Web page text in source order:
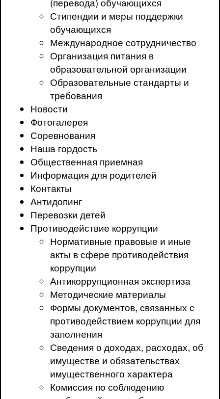
Стипендии и меры поддержки
обучающихся
Международное сотрудничество
Организация питания в
образовательной организации
Образовательные стандарты и
требования
Новости
Фотогалерея
Соревнования
Наша гордость
Общественная приемная
Информация для родителей
Контакты
Антидопинг
Перевозки детей
Противодействие коррупции
Нормативные правовые и иные
акты в сфере противодействия
коррупции
Антикоррупционная экспертиза
Методические материалы
Формы документов, связанных с
противодействием коррупции для
заполнения
Сведения о доходах, расходах, об
имуществе и обязательствах
имущественного характера
Комиссия по соблюдению